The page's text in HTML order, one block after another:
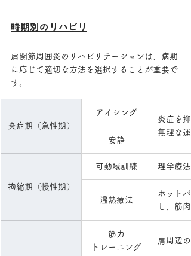
時期別のリハビリ
肩関節周囲炎のリハビリテーションは、病期
に応じて適切な方法を選択することが重要で
す。
炎症期（急性期）
アイシング
炎症を
無理な
安静
拘縮期（慢性期）
可動域訓練 理学療
温熱療法
ホット
し、筋
筋力
トレーニング
肩周辺